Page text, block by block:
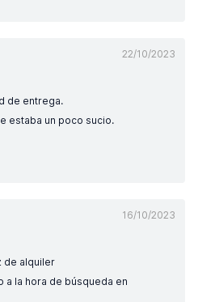
22/10/2023
de entrega.
estaba un poco sucio.
16/10/2023
de alquiler
a la hora de búsqueda en